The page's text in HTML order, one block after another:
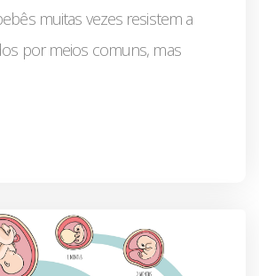
muitas vezes resistem a
por meios comuns, mas